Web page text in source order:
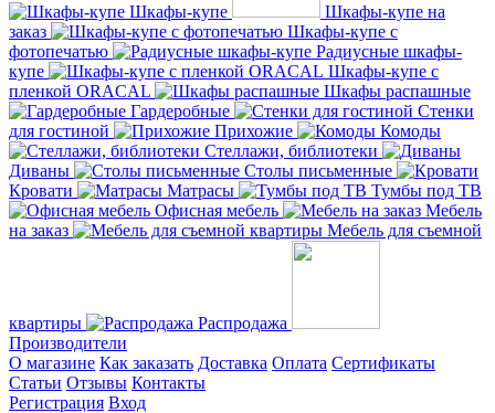
Шкафы-купе
Шкафы-купе на
заказ
Шкафы-купе с
фотопечатью
Радиусные шкафы-
купе
Шкафы-купе с
пленкой ORACAL
Шкафы распашные
Гардеробные
Стенки
для гостиной
Прихожие
Комоды
Стеллажи, библиотеки
Диваны
Столы письменные
Кровати
Матрасы
Тумбы под ТВ
Офисная мебель
Мебель
на заказ
Мебель для съемной
квартиры
Распродажа
Производители
О магазине Как заказать Доставка Оплата Сертификаты
Статьи Отзывы Контакты
Регистрация Вход